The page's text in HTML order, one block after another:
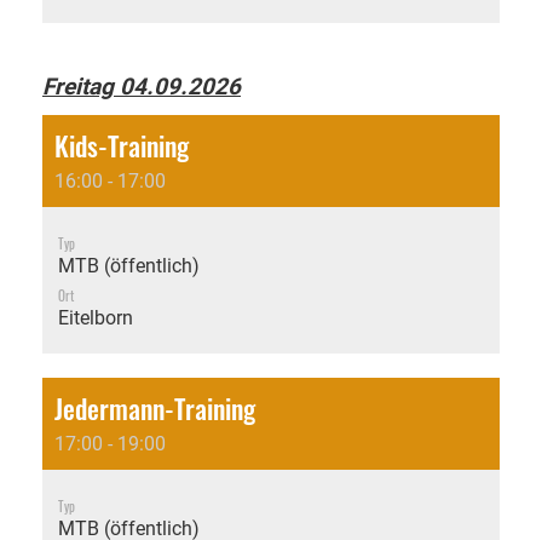
Freitag 04.09.2026
Kids-Training
16:00 - 17:00
Typ
MTB (öffentlich)
Ort
Eitelborn
Jedermann-Training
17:00 - 19:00
Typ
MTB (öffentlich)